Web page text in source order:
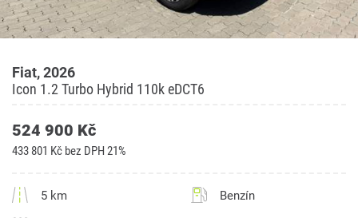
Fiat, 2026
Icon 1.2 Turbo Hybrid 110k eDCT6
524 900 Kč
433 801 Kč bez DPH 21%
5 km Benzín